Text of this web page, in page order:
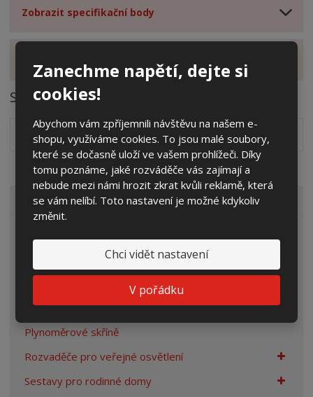
Zanechme napětí, dejte si
cookies!
Abychom vám zpříjemnili návštěvu na našem e-
shopu, využíváme cookies. To jsou malé soubory,
které se dočasně uloží ve vašem prohlížeči. Díky
tomu poznáme, jaké rozváděče vás zajímají a
nebude mezi námi hrozit zkrat kvůli reklamě, která
se vám nelíbí. Toto nastavení je možné kdykoliv
změnit.
Chci vidět nastavení
V pořádku
Zobrazit specifikační body
Zobrazit hodnocení produktu
Soubory ke stažení
Návod k montáži základů pdf (119.07 Kb)
VŠECHNY KATEGORIE
Rozpojovací jistící skříně
Přípojkové skříně
Plynoměrové skříně
Rozvaděče pro veřejné osvětlení
Sestavy pro rodinné domy